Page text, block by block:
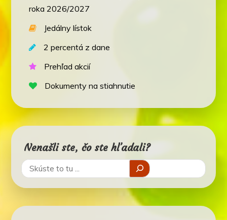
roka 2026/2027
Jedálny lístok
2 percentá z dane
Prehľad akcií
Dokumenty na stiahnutie
Nenašli ste, čo ste hľadali?